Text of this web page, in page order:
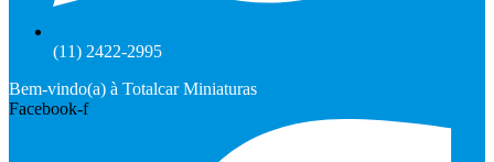
(11) 2422-2995
Bem-vindo(a) à Totalcar Miniaturas
Facebook-f